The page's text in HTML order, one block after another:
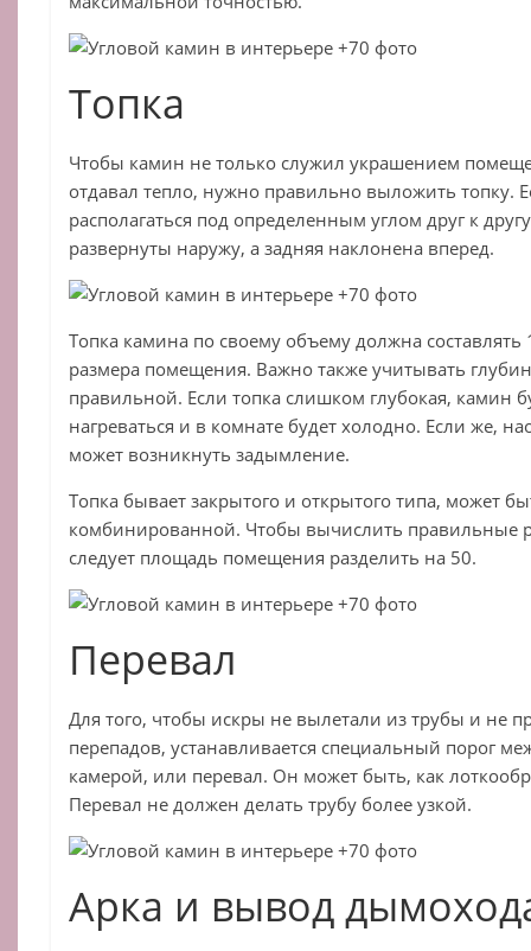
Топка
Чтобы камин не только служил украшением
отдавал тепло, нужно правильно выложить топку.
располагаться под определенным углом друг к
развернуты наружу, а задняя наклонена вперед.
Топка камина по своему объему должна составлять
размера помещения. Важно также учитывать
правильной. Если топка слишком глубокая, камин
нагреваться и в комнате будет холодно. Если же,
может возникнуть задымление.
Топка бывает закрытого и открытого типа, может
комбинированной. Чтобы вычислить правильные
следует площадь помещения разделить на 50.
Перевал
Для того, чтобы искры не вылетали из трубы и не
перепадов, устанавливается специальный порог
камерой, или перевал. Он может быть, как
Перевал не должен делать трубу более узкой.
Арка и вывод